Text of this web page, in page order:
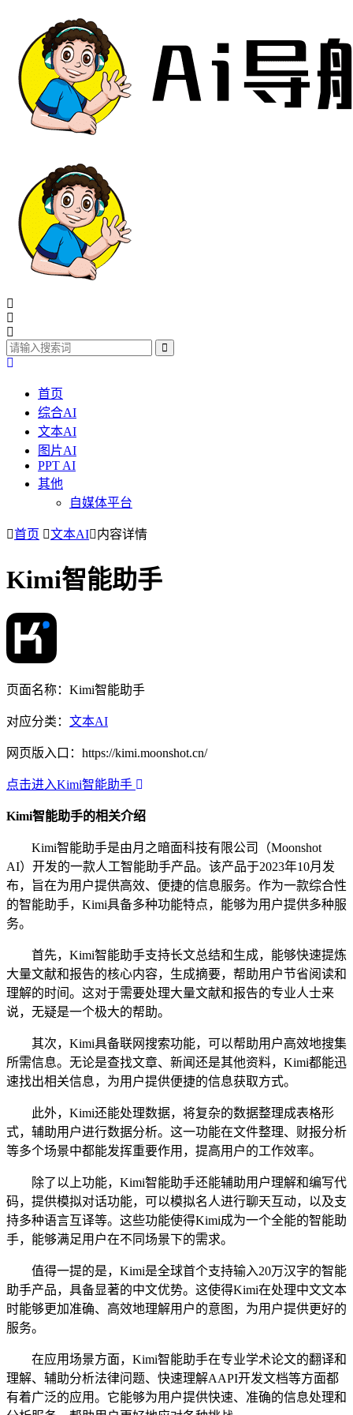
首页
综合AI
文本AI
图片AI
PPT AI
其他
自媒体平台
首页 文本AI 内容详情
Kimi智能助手
页面名称：Kimi智能助手
对应分类： 文本AI
网页版入口：https://kimi.moonshot.cn/
点击进入Kimi智能助手
Kimi智能助手的相关介绍
Kimi智能助手是由月之暗面科技有限公司（Moonshot
AI）开发的一款人工智能助手产品。该产品于2023年10月发
布，旨在为用户提供高效、便捷的信息服务。作为一款综合性
的智能助手，Kimi具备多种功能特点，能够为用户提供多种服
务。
首先，Kimi智能助手支持长文总结和生成，能够快速提炼
大量文献和报告的核心内容，生成摘要，帮助用户节省阅读和
理解的时间。这对于需要处理大量文献和报告的专业人士来
说，无疑是一个极大的帮助。
其次，Kimi具备联网搜索功能，可以帮助用户高效地搜集
所需信息。无论是查找文章、新闻还是其他资料，Kimi都能迅
速找出相关信息，为用户提供便捷的信息获取方式。
此外，Kimi还能处理数据，将复杂的数据整理成表格形
式，辅助用户进行数据分析。这一功能在文件整理、财报分析
等多个场景中都能发挥重要作用，提高用户的工作效率。
除了以上功能，Kimi智能助手还能辅助用户理解和编写代
码，提供模拟对话功能，可以模拟名人进行聊天互动，以及支
持多种语言互译等。这些功能使得Kimi成为一个全能的智能助
手，能够满足用户在不同场景下的需求。
值得一提的是，Kimi是全球首个支持输入20万汉字的智能
助手产品，具备显著的中文优势。这使得Kimi在处理中文文本
时能够更加准确、高效地理解用户的意图，为用户提供更好的
服务。
在应用场景方面，Kimi智能助手在专业学术论文的翻译和
理解、辅助分析法律问题、快速理解AAPI开发文档等方面都
有着广泛的应用。它能够为用户提供快速、准确的信息处理和